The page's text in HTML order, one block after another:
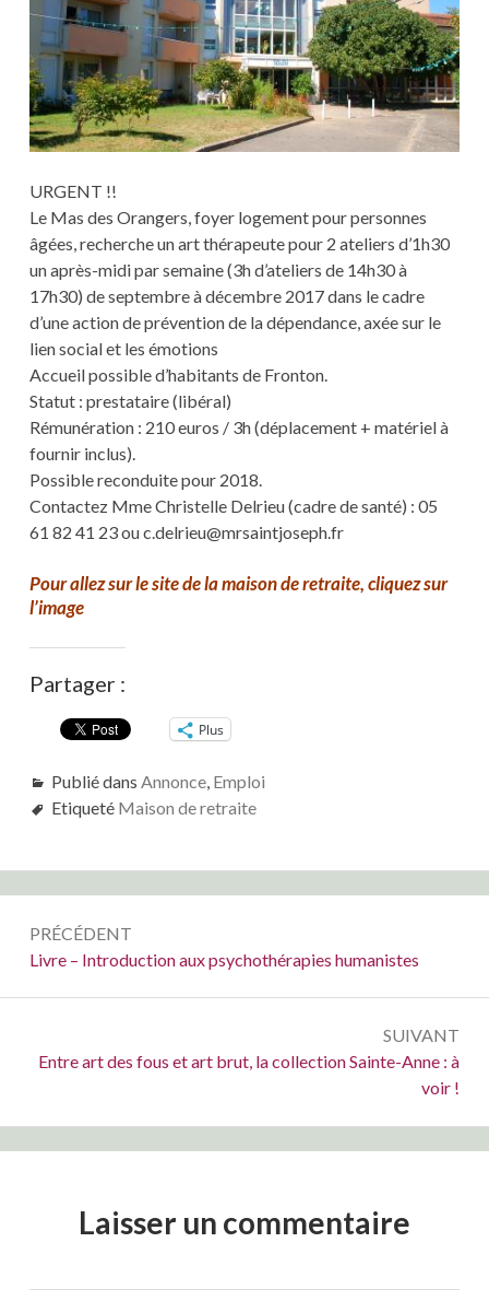
URGENT !!
Le Mas des Orangers, foyer logement pour personnes
âgées, recherche un art thérapeute pour 2 ateliers d’1h30
un après-midi par semaine (3h d’ateliers de 14h30 à
17h30) de septembre à décembre 2017 dans le cadre
d’une action de prévention de la dépendance, axée sur le
lien social et les émotions
Accueil possible d’habitants de Fronton.
Statut : prestataire (libéral)
Rémunération : 210 euros / 3h (déplacement + matériel à
fournir inclus).
Possible reconduite pour 2018.
Contactez Mme Christelle Delrieu (cadre de santé) : 05
61 82 41 23 ou c.delrieu@mrsaintjoseph.fr
Pour allez sur le site de la maison de retraite, cliquez sur
l’image
Partager :
Plus
Publié dans Annonce, Emploi
Etiqueté Maison de retraite
de
l’article
PRÉCÉDENT
Précédent :
Livre – Introduction aux psychothérapies humanistes
SUIVANT
Suivant :
Entre art des fous et art brut, la collection Sainte-Anne : à
voir !
Laisser un commentaire